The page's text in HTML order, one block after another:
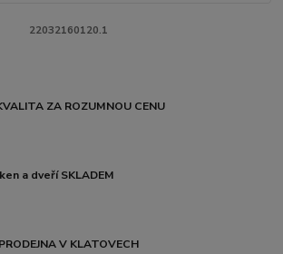
22032160120.1
ZA ROZUMNOU CENU
a dveří SKLADEM
V KLATOVECH